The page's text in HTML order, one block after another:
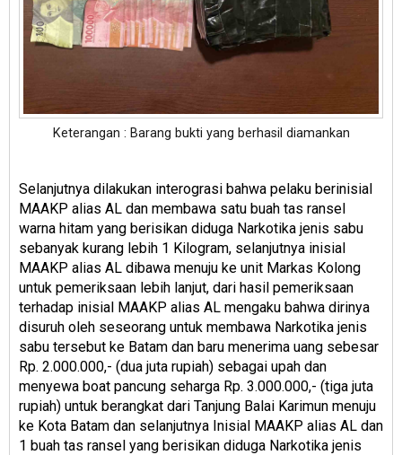
Keterangan : Barang bukti yang berhasil diamankan
Selanjutnya dilakukan interograsi bahwa pelaku berinisial
MAAKP alias AL dan membawa satu buah tas ransel
warna hitam yang berisikan diduga Narkotika jenis sabu
sebanyak kurang lebih 1 Kilogram, selanjutnya inisial
MAAKP alias AL dibawa menuju ke unit Markas Kolong
untuk pemeriksaan lebih lanjut, dari hasil pemeriksaan
terhadap inisial MAAKP alias AL mengaku bahwa dirinya
disuruh oleh seseorang untuk membawa Narkotika jenis
sabu tersebut ke Batam dan baru menerima uang sebesar
Rp. 2.000.000,- (dua juta rupiah) sebagai upah dan
menyewa boat pancung seharga Rp. 3.000.000,- (tiga juta
rupiah) untuk berangkat dari Tanjung Balai Karimun menuju
ke Kota Batam dan selanjutnya Inisial MAAKP alias AL dan
1 buah tas ransel yang berisikan diduga Narkotika jenis